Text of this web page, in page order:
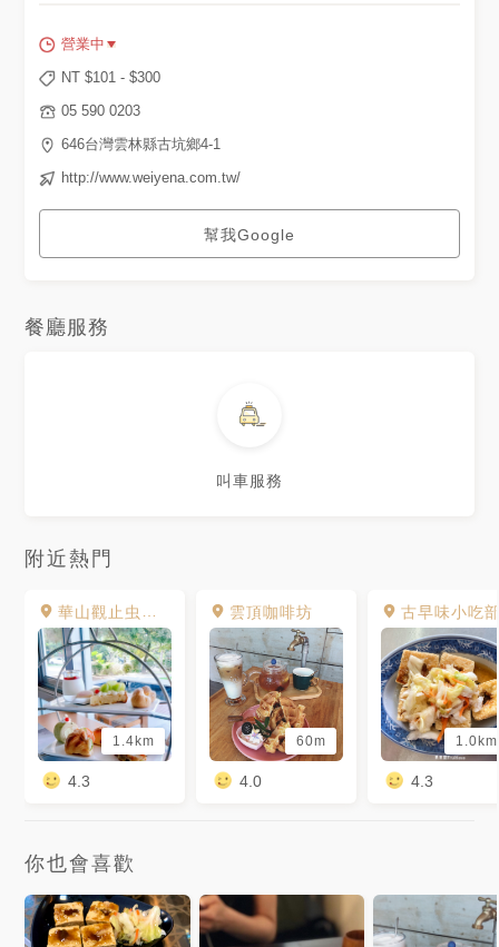
營業中
NT $101 - $300
05 590 0203
646台灣雲林縣古坑鄉4-1
http://www.weiyena.com.tw/
幫我Google
餐廳服務
叫車服務
附近熱門
華山觀止虫二行館
1.4km
4.3
雲頂咖啡坊
60m
4.0
古早味小吃
1.0km
4.3
你也會喜歡